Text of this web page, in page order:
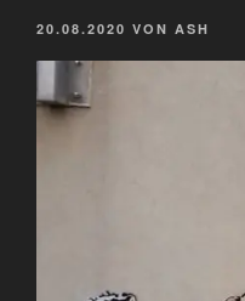
VERÖFFENTLICHT
20.08.2020 VON ASH